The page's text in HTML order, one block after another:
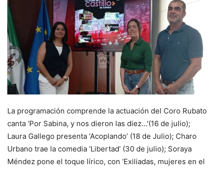
La programación comprende la actuación del Coro Rubato
canta ‘Por Sabina, y nos dieron las diez…'(16 de julio);
Laura Gallego presenta ‘Acoplando’ (18 de Julio); Charo
Urbano trae la comedia ‘Libertad’ (30 de julio); Soraya
Méndez pone el toque lírico, con ‘Exiliadas, mujeres en el